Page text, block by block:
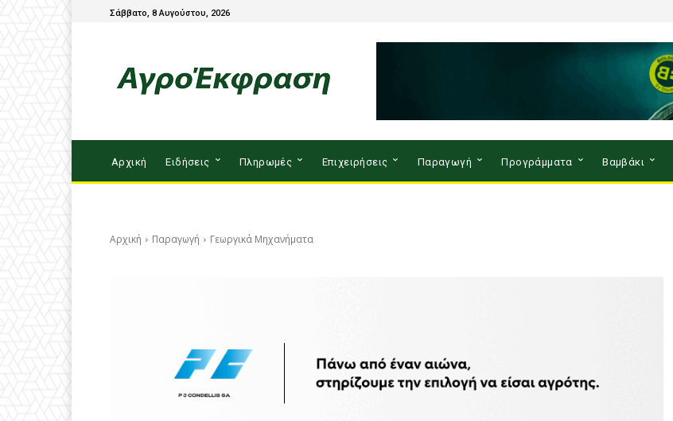
Σάββατο, 8 Αυγούστου, 2026
Αρχική Ειδήσεις Πληρωμές Επιχειρήσεις Παραγωγή Προγράμματα Βαμβάκι
Αρχική Παραγωγή Γεωργικά Μηχανήματα